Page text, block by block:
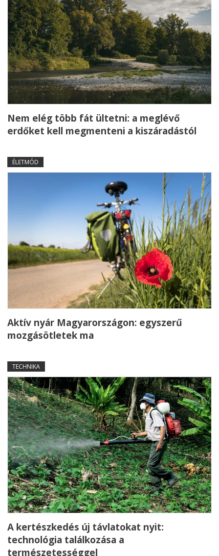
Nem elég több fát ültetni: a meglévő
erdőket kell megmenteni a kiszáradástól
ÉLETMÓD
Aktív nyár Magyarországon: egyszerű
mozgásötletek ma
TECHNIKA
A kertészkedés új távlatokat nyit:
technológia találkozása a
természetességgel